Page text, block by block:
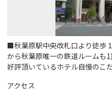
■秋葉原駅中央改札口より徒歩
から秋葉原唯一の鉄道ルームも
好評頂いているホテル自慢のこ
アクセス